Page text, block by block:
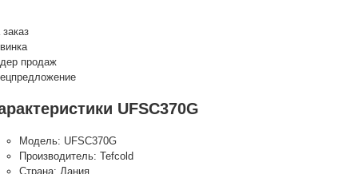
заказ
продаж
UFSC370G
Модель: UFSC370G
Производитель: Tefcold
Страна: Дания